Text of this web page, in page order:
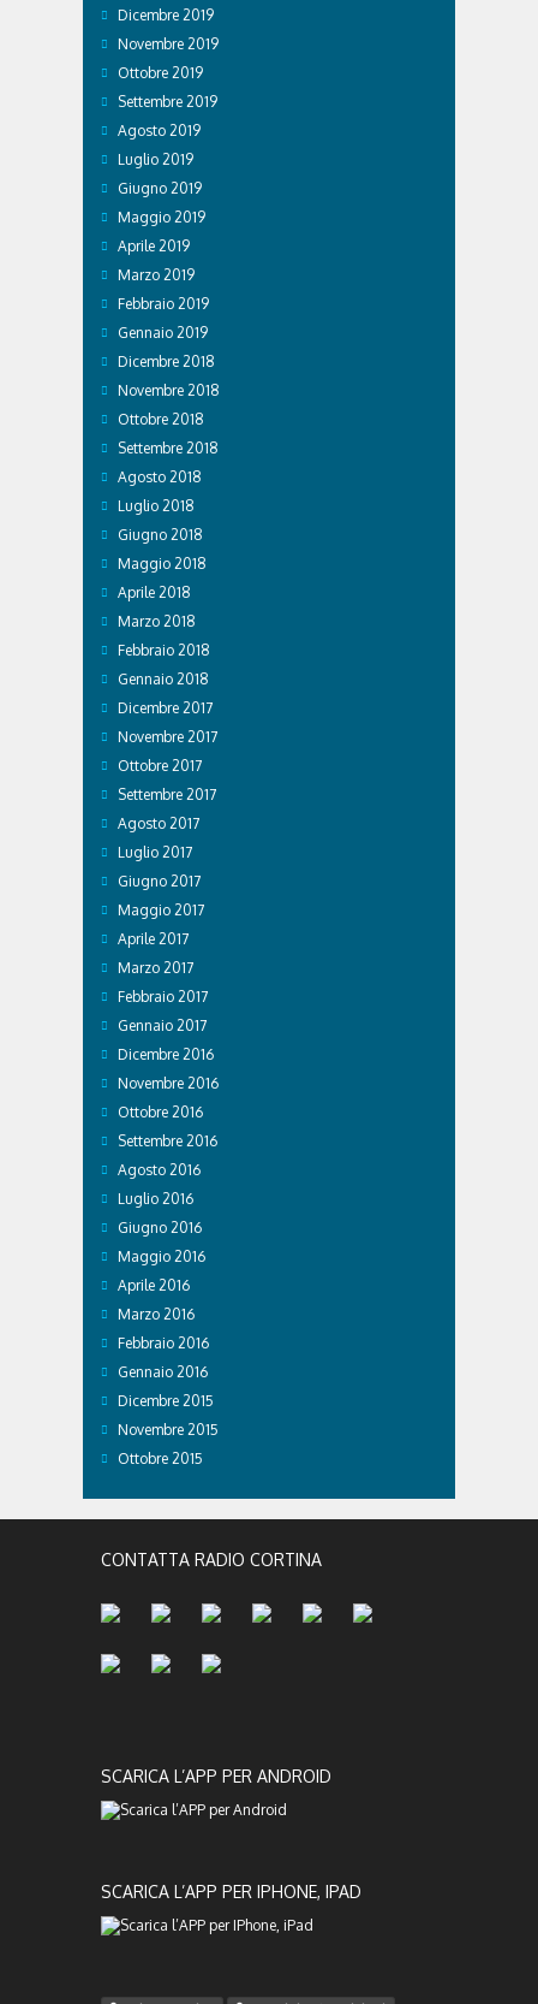
Dicembre 2019
Novembre 2019
Ottobre 2019
Settembre 2019
Agosto 2019
Luglio 2019
Giugno 2019
Maggio 2019
Aprile 2019
Marzo 2019
Febbraio 2019
Gennaio 2019
Dicembre 2018
Novembre 2018
Ottobre 2018
Settembre 2018
Agosto 2018
Luglio 2018
Giugno 2018
Maggio 2018
Aprile 2018
Marzo 2018
Febbraio 2018
Gennaio 2018
Dicembre 2017
Novembre 2017
Ottobre 2017
Settembre 2017
Agosto 2017
Luglio 2017
Giugno 2017
Maggio 2017
Aprile 2017
Marzo 2017
Febbraio 2017
Gennaio 2017
Dicembre 2016
Novembre 2016
Ottobre 2016
Settembre 2016
Agosto 2016
Luglio 2016
Giugno 2016
Maggio 2016
Aprile 2016
Marzo 2016
Febbraio 2016
Gennaio 2016
Dicembre 2015
Novembre 2015
Ottobre 2015
CONTATTA RADIO CORTINA
SCARICA L’APP PER ANDROID
SCARICA L’APP PER IPHONE, IPAD